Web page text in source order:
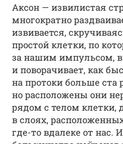
Аксон — извилистая
многократно
извивается,
простой клетки, по
за нашим импульсом,
и поворачивает, как
на протоки больше ста
но расположены они
рядом с телом клетки,
в слоях,
где-то вдалеке от нас.